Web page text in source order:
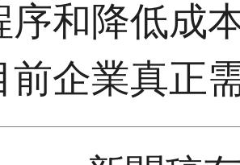
序和降低成
前企業真正